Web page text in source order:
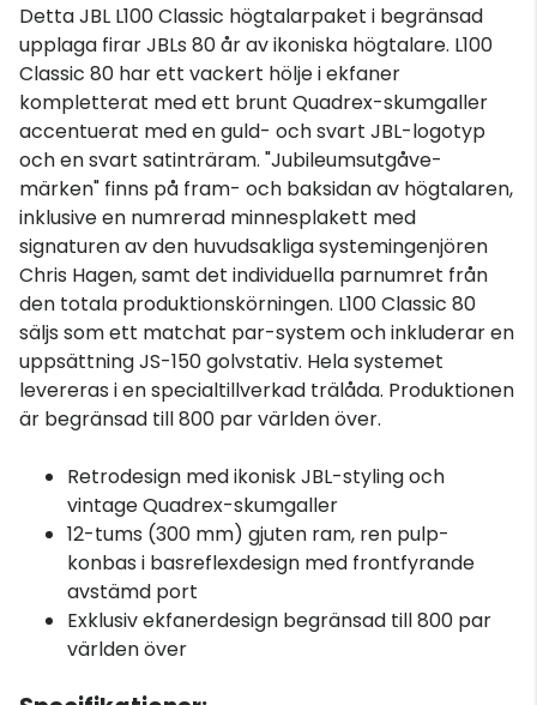
Detta JBL L100 Classic högtalarpaket i begränsad
upplaga firar JBLs 80 år av ikoniska högtalare. L100
Classic 80 har ett vackert hölje i ekfaner
kompletterat med ett brunt Quadrex-skumgaller
accentuerat med en guld- och svart JBL-logotyp
och en svart satinträram. "Jubileumsutgåve-
märken" finns på fram- och baksidan av högtalaren,
inklusive en numrerad minnesplakett med
signaturen av den huvudsakliga systemingenjören
Chris Hagen, samt det individuella parnumret från
den totala produktionskörningen. L100 Classic 80
säljs som ett matchat par-system och inkluderar en
uppsättning JS-150 golvstativ. Hela systemet
levereras i en specialtillverkad trälåda. Produktionen
är begränsad till 800 par världen över.
Retrodesign med ikonisk JBL-styling och
vintage Quadrex-skumgaller
12-tums (300 mm) gjuten ram, ren pulp-
konbas i basreflexdesign med frontfyrande
avstämd port
Exklusiv ekfanerdesign begränsad till 800 par
världen över